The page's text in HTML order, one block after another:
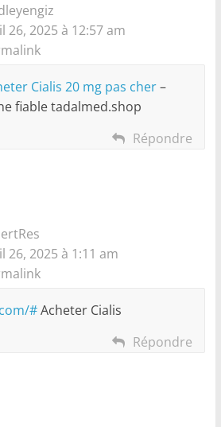
26, 2025 à 12:57 am
Cialis 20 mg pas cher–
fiable tadalmed.shop
Répondre
26, 2025 à 1:11 am
#Acheter Cialis
Répondre